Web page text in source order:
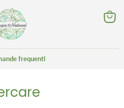
frequenti